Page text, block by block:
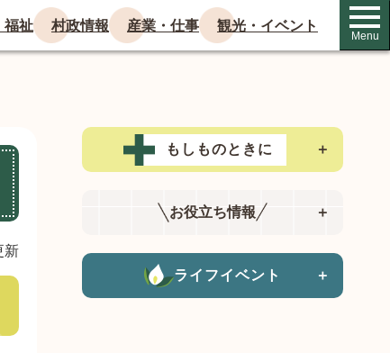
福祉 村政情報 産業・仕事 観光・イベント
Menu
新
もしものときに ＋
お役立ち情報 ＋
ライフイベント ＋